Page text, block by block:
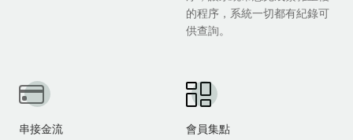
的程序，系統一切都有紀錄可
供查詢。
串接金流
會員集點